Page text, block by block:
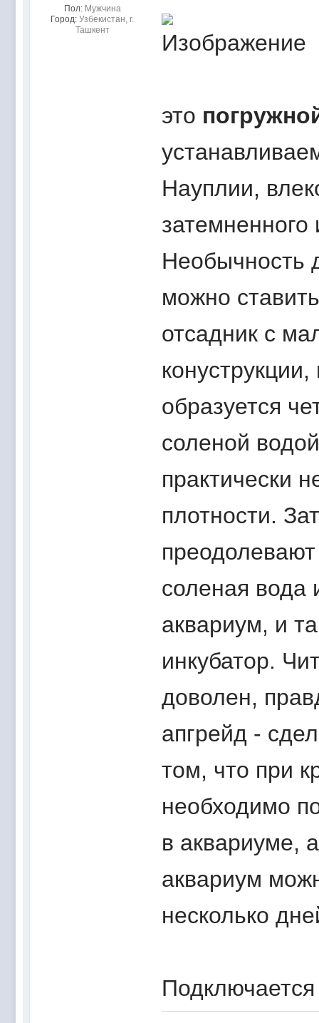
Пол: Мужчина
Город: Узбекистан, г.
Ташкент
это
Науплии,
затемненного
Необычность
можно
отсадник с
образуется
соленой
практически
плотности.
соленая вода
аквариум, и
инкубатор.
доволен,
апгрейд -
том, что при
необходимо
в аквариуме,
аквариум
несколько